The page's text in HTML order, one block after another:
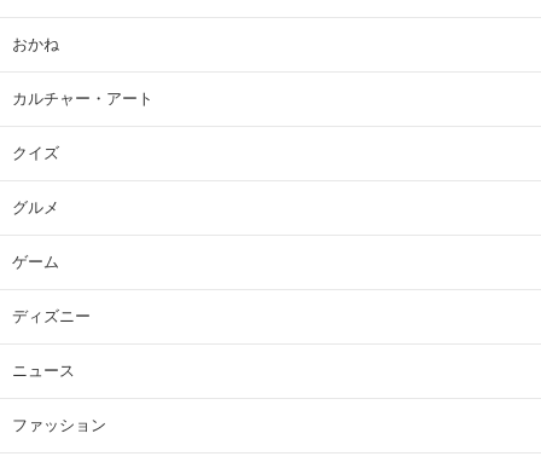
おかね
カルチャー・アート
クイズ
グルメ
ゲーム
ディズニー
ニュース
ファッション